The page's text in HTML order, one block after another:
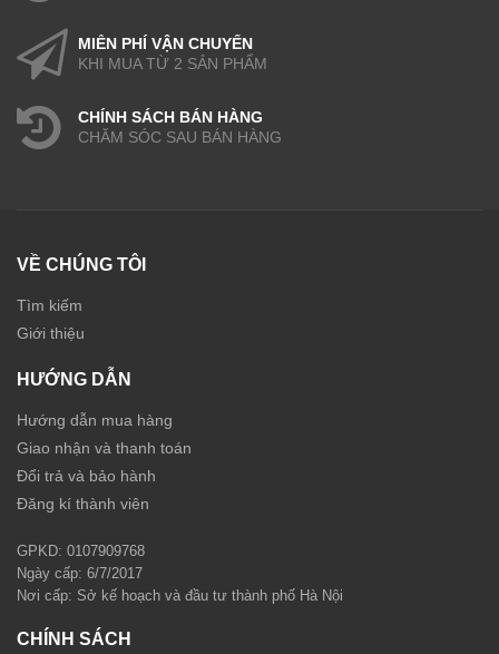
MIỄN PHÍ VẬN CHUYỂN
KHI MUA TỪ 2 SẢN PHẨM
CHÍNH SÁCH BÁN HÀNG
CHĂM SÓC SAU BÁN HÀNG
VỀ CHÚNG TÔI
Tìm kiếm
Giới thiệu
HƯỚNG DẪN
Hướng dẫn mua hàng
Giao nhận và thanh toán
Đổi trả và bảo hành
Đăng kí thành viên
GPKD: 0107909768
Ngày cấp: 6/7/2017
Nơi cấp: Sở kế hoạch và đầu tư thành phố Hà Nội
CHÍNH SÁCH